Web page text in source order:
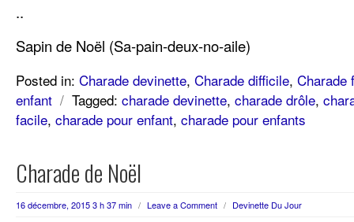
..
Sapin de Noël (Sa-pain-deux-no-aile)
Posted in: Charade devinette, Charade difficile, Charade
enfant / Tagged: charade devinette, charade drôle,
facile, charade pour enfant, charade pour enfants
Charade de Noël
16 décembre, 2015 3 h 37 min / Leave a Comment / Devinette Du Jour